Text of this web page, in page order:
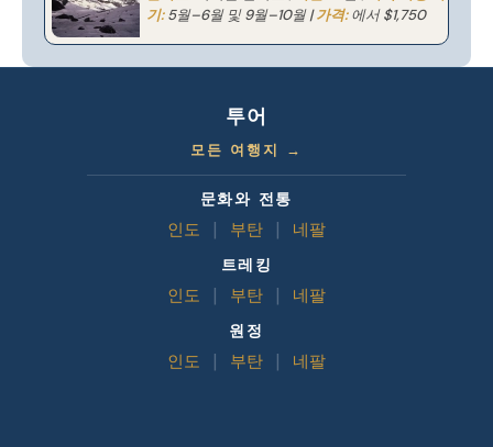
기:5월–6월 및 9월–10월 |가격:에서 $1,750
투어
모든 여행지 →
문화와 전통
인도
부탄 네팔
트레킹
인도
부탄 네팔
원정
인도
부탄 네팔